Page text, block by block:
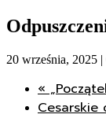
20 września, 2025 |
«